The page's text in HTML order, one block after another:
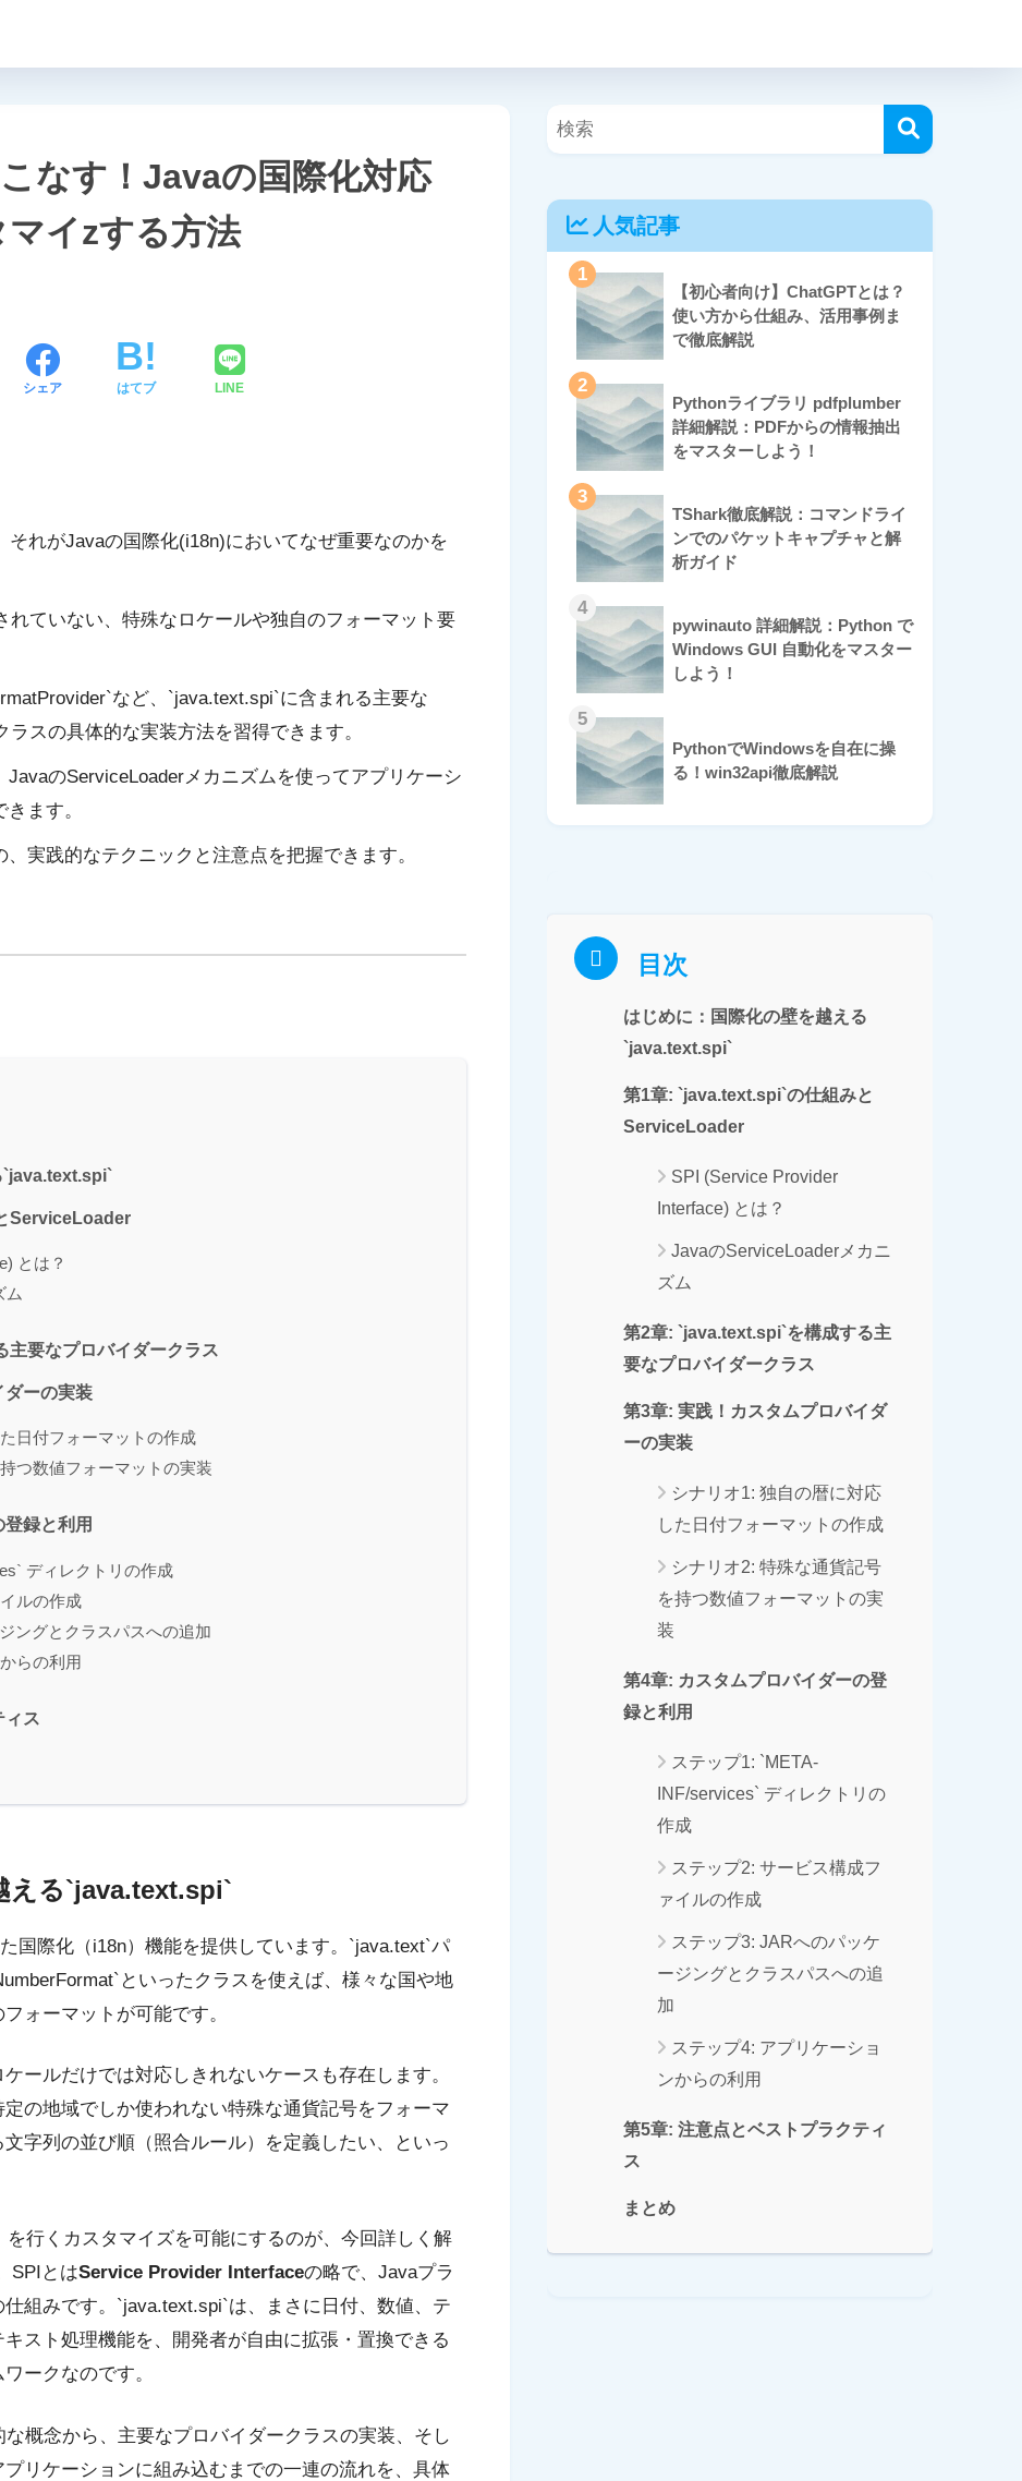
なす！Javaの国際化対応
イzする方法
シェア はてブ LINE
れがJavaの国際化(i18n)においてなぜ重要なのかを
れていない、特殊なロケールや独自のフォーマット要
など、`java.text.spi`に含まれる主要な
スの具体的な実装方法を習得できます。
のServiceLoaderメカニズムを使ってアプリケーシ
ます。
実践的なテクニックと注意点を把握できます。
`java.text.spi`
ServiceLoader
とは？
ム
要なプロバイダークラス
ダーの実装
日付フォーマットの作成
つ数値フォーマットの実装
録と利用
ディレクトリの作成
ルの作成
ングとクラスパスへの追加
らの利用
ィス
える`java.text.spi`
国際化（i18n）機能を提供しています。`java.text`パ
といったクラスを使えば、様々な国や地
ォーマットが可能です。
ールだけでは対応しきれないケースも存在します。
の地域でしか使われない特殊な通貨記号をフォーマ
字列の並び順（照合ルール）を定義したい、といっ
行くカスタマイズを可能にするのが、今回詳しく解
SPIとはService Provider Interfaceの略で、Javaプラ
組みです。`java.text.spi`は、まさに日付、数値、テ
スト処理機能を、開発者が自由に拡張・置換できる
ークなのです。
概念から、主要なプロバイダークラスの実装、そし
リケーションに組み込むまでの一連の流れを、具体
人気記事
1
【初心者向け】ChatGPTとは？
使い方から仕組み、活用事例ま
で徹底解説
2
Pythonライブラリ pdfplumber
詳細解説：PDFからの情報抽出
をマスターしよう！
3
TShark徹底解説：コマンドライ
ンでのパケットキャプチャと解
析ガイド
4
pywinauto 詳細解説：Python で
Windows GUI 自動化をマスター
しよう！
5
PythonでWindowsを自在に操
る！win32api徹底解説
目次
はじめに：国際化の壁を越える
`java.text.spi`
第1章: `java.text.spi`の仕組みと
ServiceLoader
SPI (Service Provider
Interface) とは？
JavaのServiceLoaderメカニ
ズム
第2章: `java.text.spi`を構成する主
要なプロバイダークラス
第3章: 実践！カスタムプロバイダ
ーの実装
シナリオ1: 独自の暦に対応
した日付フォーマットの作成
シナリオ2: 特殊な通貨記号
を持つ数値フォーマットの実
装
第4章: カスタムプロバイダーの登
録と利用
ステップ1: `META-
INF/services` ディレクトリの
作成
ステップ2: サービス構成フ
ァイルの作成
ステップ3: JARへのパッケ
ージングとクラスパスへの追
加
ステップ4: アプリケーショ
ンからの利用
第5章: 注意点とベストプラクティ
ス
まとめ